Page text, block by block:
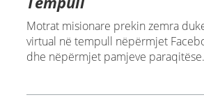
Motrat misionare prekin zemra
virtual në tempull nëpërmjet
dhe nëpërmjet pamjeve paraqitëse.